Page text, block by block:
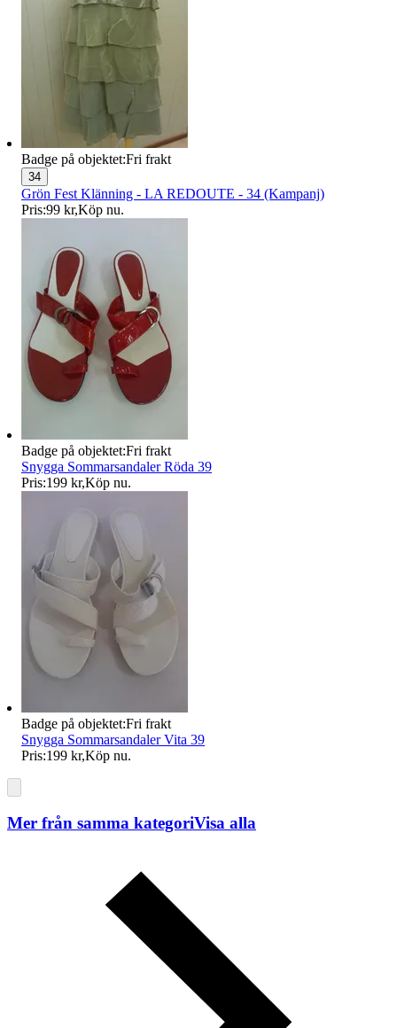
Badge på objektet:Fri frakt
34
Grön Fest Klänning - LA REDOUTE - 34 (Kampanj)
Pris:99 kr,Köp nu.
Badge på objektet:Fri frakt
Snygga Sommarsandaler Röda 39
Pris:199 kr,Köp nu.
Badge på objektet:Fri frakt
Snygga Sommarsandaler Vita 39
Pris:199 kr,Köp nu.
Mer från samma kategoriVisa alla